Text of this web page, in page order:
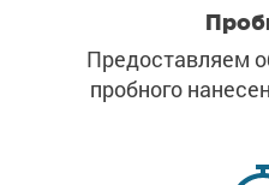
Предоставляем
пробного